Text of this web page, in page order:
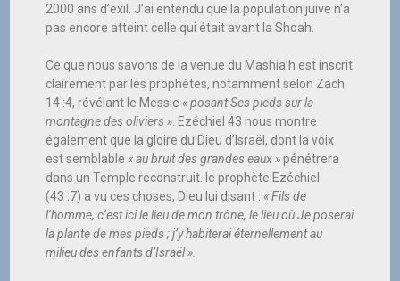
2000 ans d’exil. J’ai entendu que la population juive n’a
pas encore atteint celle qui était avant la Shoah.
Ce que nous savons de la venue du Mashia’h est inscrit
clairement par les prophètes, notamment selon Zach
14 :4, révélant le Messie « posant Ses pieds sur la
montagne des oliviers » . Ezéchiel 43 nous montre
également que la gloire du Dieu d’Israël, dont la voix
est semblable « au bruit des grandes eaux »pénétrera
dans un Temple reconstruit. le prophète Ezéchiel
(43 :7) a vu ces choses, Dieu lui disant : « Fils de
l’homme, c’est ici le lieu de mon trône, le lieu où Je poserai
la plante de mes pieds ; j’y habiterai éternellement au
milieu des enfants d’Israël ».